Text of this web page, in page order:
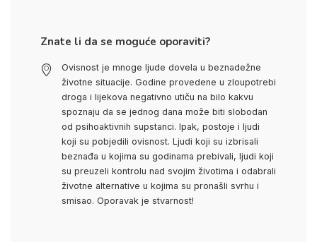
Znate li da se moguće oporaviti?
Ovisnost je mnoge ljude dovela u beznadežne
životne situacije. Godine provedene u zloupotrebi
droga i lijekova negativno utiču na bilo kakvu
spoznaju da se jednog dana može biti slobodan
od psihoaktivnih supstanci. Ipak, postoje i ljudi
koji su pobjedili ovisnost. Ljudi koji su izbrisali
beznađa u kojima su godinama prebivali, ljudi koji
su preuzeli kontrolu nad svojim životima i odabrali
životne alternative u kojima su pronašli svrhu i
smisao. Oporavak je stvarnost!